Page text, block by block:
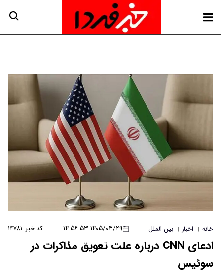
خانه | اخبار | بین الملل ۱۴۰۵/۰۳/۲۹ ۱۴:۵۶:۵۳ کد خبر: ۱۴۷۸۱
ادعای CNN درباره علت تعویق مذاکرات در
سوئیس